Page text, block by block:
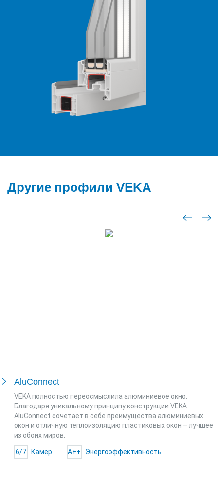
Другие профили VEKA
AluConnect
VEKA полностью переосмыслила алюминиевое окно.
Благодаря уникальному принципу конструкции VEKA
AluConnect сочетает в себе преимущества алюминиевых
окон и отличную теплоизоляцию пластиковых окон – лучшее
из обоих миров.
6/7 Камер A++ Энергоэффективность